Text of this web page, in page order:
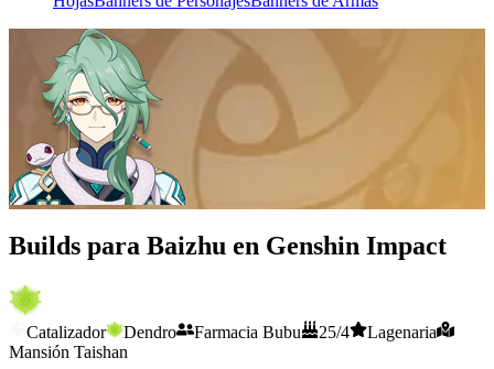
Builds para Baizhu en Genshin Impact
Catalizador Dendro Farmacia Bubu 25/4
Lagenaria
Mansión Taishan